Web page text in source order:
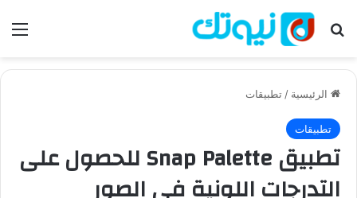
بحث عن
الرئيسية / تطبيقات
تطبيقات
تطبيق Snap Palette للحصول على
التدرجات اللونية في الصور